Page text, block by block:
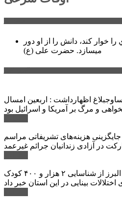
را خوار كند، دانش را از او دور
میسازد. حضرت علی (ع)
اظهارداشت : اربعین امسال
هزینه‌های تشریفاتی مراسم
در آزادی زندانیان جرائم غیرعمد
مدیر کل بهزیستی استان البرز از شناسایی ۲ هزار و ۴۰۰ کودک